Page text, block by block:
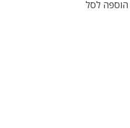
הוספה לסל